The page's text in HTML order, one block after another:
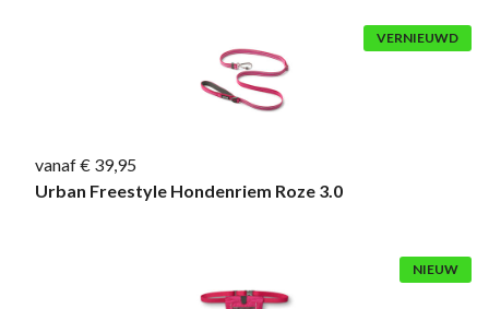
VERNIEUWD
vanaf € 39,95
Urban Freestyle Hondenriem Roze 3.0
NIEUW